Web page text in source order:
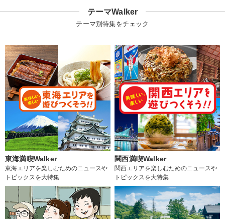
テーマWalker
テーマ別特集をチェック
東海満喫Walker
東海エリアを楽しむためのニュースや
トピックスを大特集
関西満喫Walker
関西エリアを楽しむためのニュースや
トピックスを大特集